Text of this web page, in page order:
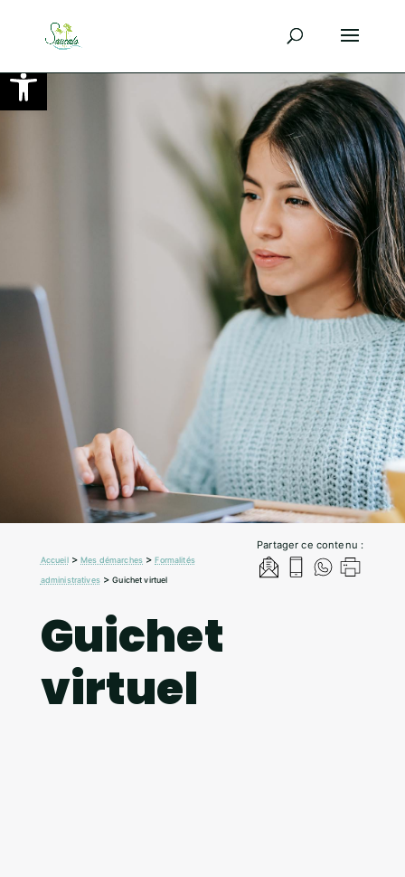
Ouvrir la barre d’outils
Partager ce contenu :
Accueil>Mes démarches >Formalités
administratives>Guichet virtuel
Guichet
virtuel